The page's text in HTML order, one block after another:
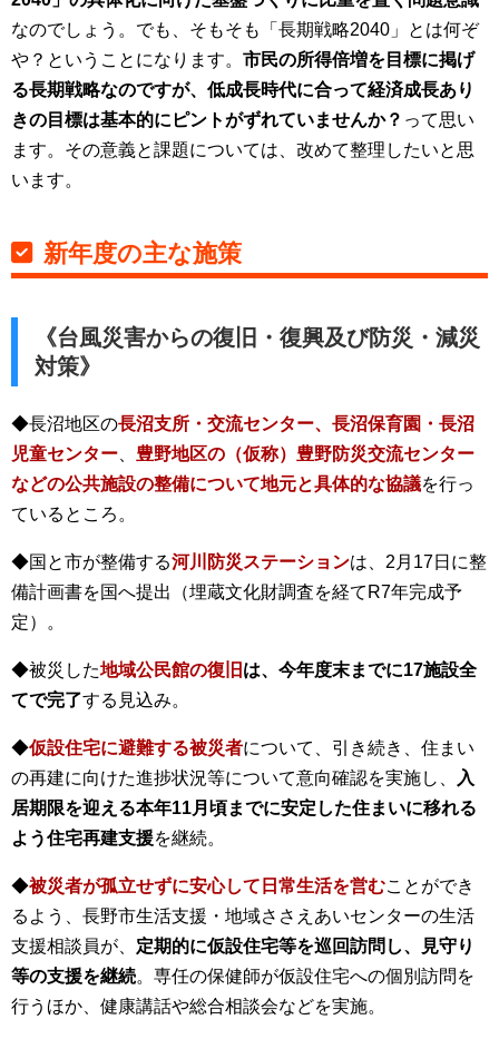
なのでしょう。でも、そもそも「長期戦略2040」とは何ぞ
や？ということになります。 市民の所得倍増を目標に掲げ
る長期戦略なのですが、低成長時代に合って経済成長あり
きの目標は基本的にピントがずれていませんか？ って思い
ます。その意義と課題については、改めて整理したいと思
います。
新年度の主な施策
《台風災害からの復旧・復興及び防災・減災
対策》
◆長沼地区の長沼支所・交流センター、長沼保育園・長沼
児童センター
豊野地区の（仮称）豊野防災交流センター
などの公共施設の整備について地元と具体的な協議を行っ
ているところ。
◆国と市が整備する河川防災ステーションは、2月17日に整
備計画書を国へ提出（埋蔵文化財調査を経てR7年完成予
定）。
◆被災した地域公民館の復旧 は、今年度末までに17施設全
てで完了する見込み。
◆仮設住宅に避難する被災者について、引き続き、住まい
の再建に向けた進捗状況等について意向確認を実施し、
入
居期限を迎える本年11月頃までに安定した住まいに移れる
よう住宅再建支援を継続。
◆被災者が孤立せずに安心して日常生活を営むことができ
るよう、長野市生活支援・地域ささえあいセンターの生活
支援相談員が、 定期的に仮設住宅等を巡回訪問し、見守り
等の支援を継続。専任の保健師が仮設住宅への個別訪問を
行うほか、健康講話や総合相談会などを実施。